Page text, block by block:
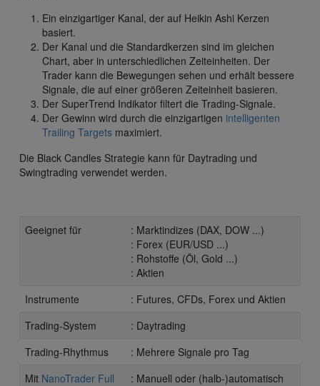
Ein einzigartiger Kanal, der auf Heikin Ashi Kerzen
basiert.
Der Kanal und die Standardkerzen sind im gleichen
Chart, aber in unterschiedlichen Zeiteinheiten. Der
Trader kann die Bewegungen sehen und erhält bessere
Signale, die auf einer größeren Zeiteinheit basieren.
Der SuperTrend Indikator filtert die Trading-Signale.
Der Gewinn wird durch die einzigartigen intelligenten
Trailing Targets maximiert.
Die Black Candles Strategie kann für Daytrading und
Swingtrading verwendet werden.
Geeignet für
: Marktindizes (DAX, DOW ...)
: Forex (EUR/USD ...)
: Rohstoffe (Öl, Gold ...)
: Aktien
Instrumente
: Futures, CFDs, Forex und Aktien
Trading-System
: Daytrading
Trading-Rhythmus
: Mehrere Signale pro Tag
Mit NanoTrader Full : Manuell oder (halb-)automatisch